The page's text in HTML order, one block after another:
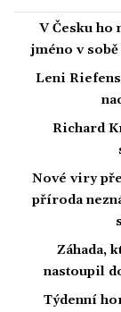
V Česku ho
jméno v
Leni
Richard
Nové viry
příroda
Záhada,
nastoupil
Týdenní